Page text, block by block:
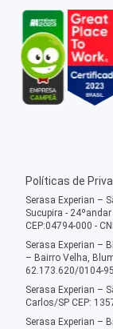
Políticas de
Serasa Experian –
Sucupira -
CEP:04794-000 -
Serasa Experian –
– Bairro Velha,
62.173.620/0104-95
Serasa Experian –
Carlos/SP CEP:
Serasa Experian –